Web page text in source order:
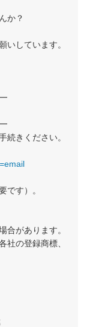
か？
いしています。
続きください。
です）。
合があります。
社の登録商標、